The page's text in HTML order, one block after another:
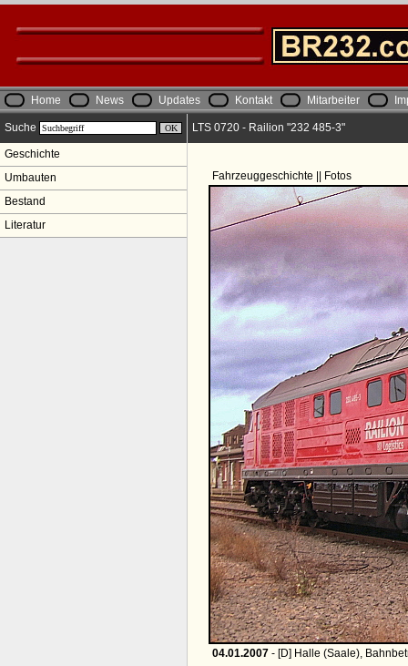
Home News Updates Kontakt Mitarbeiter
Suche
Geschichte
Umbauten
Bestand
Literatur
LTS 0720 - Railion "232 485-3"
Fahrzeuggeschichte || Fotos
04.01.2007- [D] Halle (Saale),